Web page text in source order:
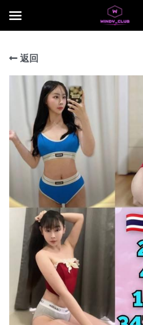
主页
jb area
所有商品分类
Local Taiwan Japan
NUSA 1
NUSA 2
NUSA 3
NUSA 4
NUSA 5
BUKIT INDAH 1
BUKIT INDAH 2
BUKIT INDAH 3
SKUDAI BARU
Download App
返回
商品分类
所有商品分类